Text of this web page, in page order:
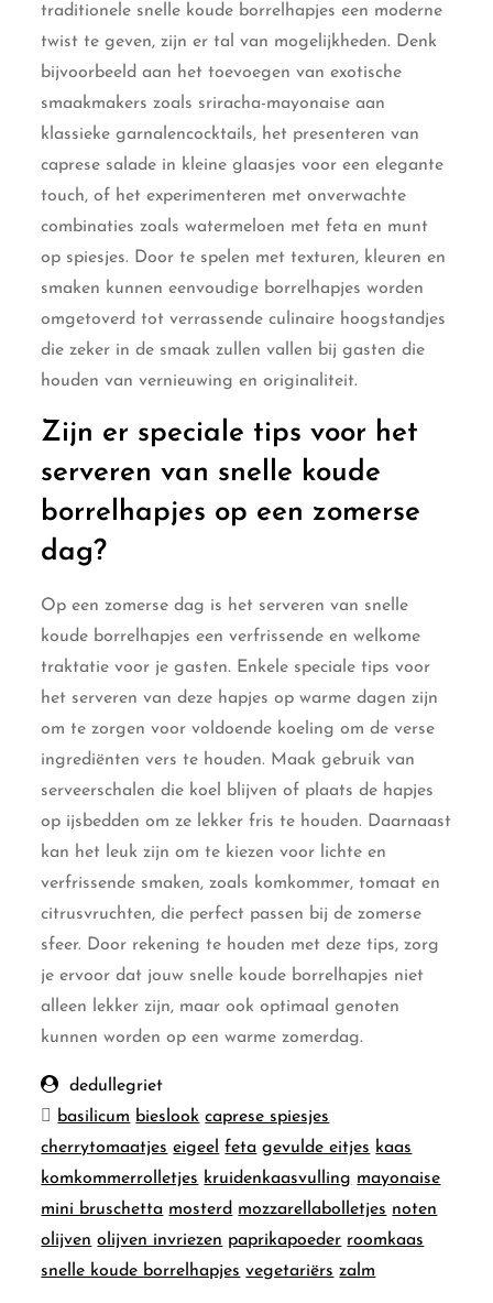
traditionele snelle koude borrelhapjes een moderne
twist te geven, zijn er tal van mogelijkheden. Denk
bijvoorbeeld aan het toevoegen van exotische
smaakmakers zoals sriracha-mayonaise aan
klassieke garnalencocktails, het presenteren van
caprese salade in kleine glaasjes voor een elegante
touch, of het experimenteren met onverwachte
combinaties zoals watermeloen met feta en munt
op spiesjes. Door te spelen met texturen, kleuren en
smaken kunnen eenvoudige borrelhapjes worden
omgetoverd tot verrassende culinaire hoogstandjes
die zeker in de smaak zullen vallen bij gasten die
houden van vernieuwing en originaliteit.
Zijn er speciale tips voor het
serveren van snelle koude
borrelhapjes op een zomerse
dag?
Op een zomerse dag is het serveren van snelle
koude borrelhapjes een verfrissende en welkome
traktatie voor je gasten. Enkele speciale tips voor
het serveren van deze hapjes op warme dagen zijn
om te zorgen voor voldoende koeling om de verse
ingrediënten vers te houden. Maak gebruik van
serveerschalen die koel blijven of plaats de hapjes
op ijsbedden om ze lekker fris te houden. Daarnaast
kan het leuk zijn om te kiezen voor lichte en
verfrissende smaken, zoals komkommer, tomaat en
citrusvruchten, die perfect passen bij de zomerse
sfeer. Door rekening te houden met deze tips, zorg
je ervoor dat jouw snelle koude borrelhapjes niet
alleen lekker zijn, maar ook optimaal genoten
kunnen worden op een warme zomerdag.
dedullegriet
basilicum bieslook caprese spiesjes
cherrytomaatjes eigeel feta gevulde eitjes kaas
komkommerrolletjes kruidenkaasvulling mayonaise
mini bruschetta mosterd mozzarellabolletjes noten
olijven olijven invriezen paprikapoeder roomkaas
snelle koude borrelhapjes vegetariërs zalm